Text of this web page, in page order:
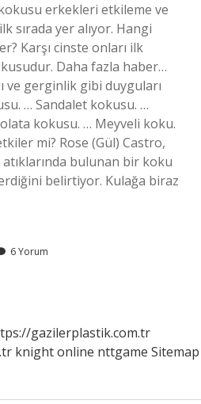
erkekleri etkileme ve
sırada yer alıyor. Hangi
Karşı cinste onları ilk
Daha fazla haber…
ve gerginlik gibi duyguları
… Sandalet kokusu. …
kokusu. … Meyveli koku.
mi? Rose (Gül) Castro,
atıklarında bulunan bir koku
belirtiyor. Kulağa biraz
6 Yorum
gazilerplastik.com.tr
knight online nttgame Sitemap